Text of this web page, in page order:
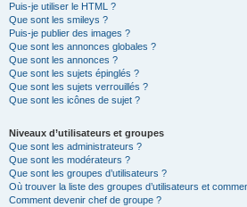
Puis-je utiliser le HTML ?
Que sont les smileys ?
Puis-je publier des images ?
Que sont les annonces globales ?
Que sont les annonces ?
Que sont les sujets épinglés ?
Que sont les sujets verrouillés ?
Que sont les icônes de sujet ?
Niveaux d’utilisateurs et groupes
Que sont les administrateurs ?
Que sont les modérateurs ?
Que sont les groupes d’utilisateurs ?
Où trouver la liste des groupes d’utilisateurs et
Comment devenir chef de groupe ?